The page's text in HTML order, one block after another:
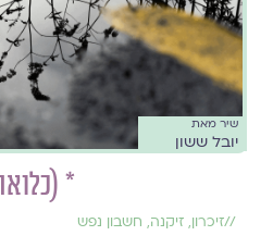
שיר מאת
יובל ששון
*
//זיכרון, זיקנה, חשבון נפש